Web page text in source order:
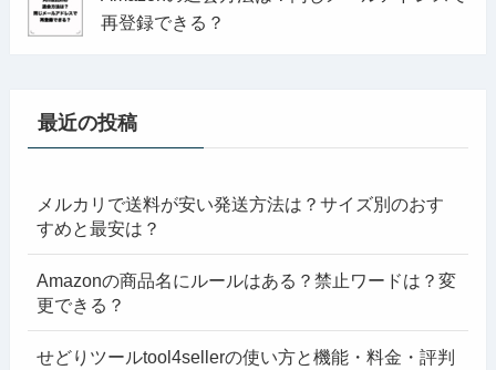
再登録できる？
最近の投稿
メルカリで送料が安い発送方法は？サイズ別のおす
すめと最安は？
Amazonの商品名にルールはある？禁止ワードは？変
更できる？
せどりツールtool4sellerの使い方と機能・料金・評判